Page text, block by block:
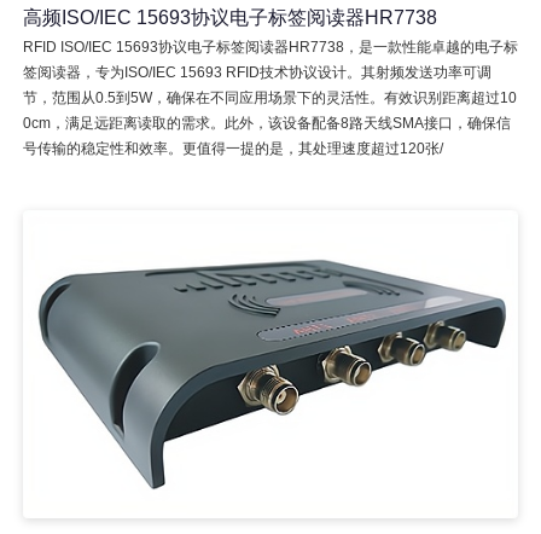
高频ISO/IEC 15693协议电子标签阅读器HR7738
RFID ISO/IEC 15693协议电子标签阅读器HR7738，是一款性能卓越的电子标
签阅读器，专为ISO/IEC 15693 RFID技术协议设计。其射频发送功率可调
节，范围从0.5到5W，确保在不同应用场景下的灵活性。有效识别距离超过10
0cm，满足远距离读取的需求。此外，该设备配备8路天线SMA接口，确保信
号传输的稳定性和效率。更值得一提的是，其处理速度超过120张/